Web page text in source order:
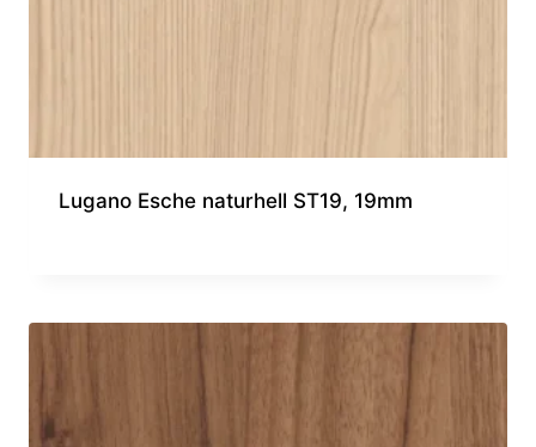
Lugano Esche naturhell ST19, 19mm